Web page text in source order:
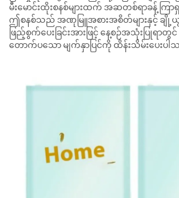
မီးမောင်းထိုးစနစ်များထက် အဆတစ်ရာခန့် က
ဤစနစ်သည် အဏုမြူအစားအစိတ်များနှင့် ချို့ယွ
ဖြည့်စွက်ပေးခြင်းအားဖြင့် နေ့စဉ်အသုံးပြုရာတွင်
တောက်ပသော မျက်နှာပြင်ကို ထိန်းသိမ်းပေးပါ